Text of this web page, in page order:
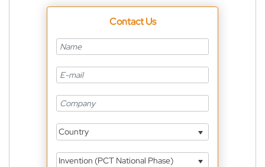
Contact Us
Country
Invention (PCT National Phase)